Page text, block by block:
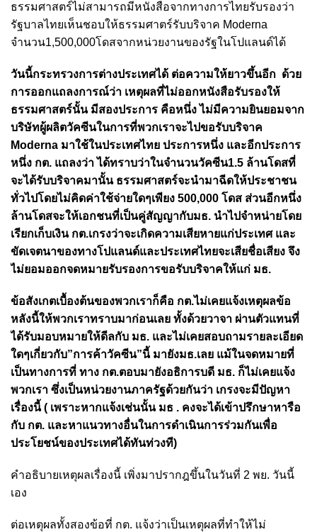
ธรรมศาสตร์ไม่สามารถมีหนังสือจากทางการไทยรับรองว่า
รัฐบาลไทยเห็นชอบให้ธรรมศาตร์รับบริจาค Moderna
จำนวน1,500,000โดสจากหน่วยงานของรัฐในโปแลนด์ได้
วันนี้กระทรวงการต่างประเทศได้ ต่อความให้ยาวขึ้นอีก ด้วย
การออกแถลงการณ์ว่า เหตุผลที่ไม่ออกหนังสือรับรองให้
ธรรมศาสตร์นั้น มีสองประการ คือหนึ่ง ไม่มีความยินยอมจาก
บริษัทผู้ผลิตวัคซีนในการที่พวกเราจะไปขอรับบริจาค
Moderna มาใช้ในประเทศไทย ประการหนึ่ง และอีกประการ
หนึ่ง กต. แถลงว่า ได้ทราบว่าในจำนวนวัคซีน1.5 ล้านโดสที่
จะได้รับบริจาคมานั้น ธรรมศาสตร์จะนำมาฉีดให้ประชาชน
ทั่วไปโดยไม่คิดค่าใช้จ่ายใดๆเพียง 500,000 โดส ส่วนอีกหนึ่ง
ล้านโดสจะให้เอกชนที่เป็นคู่สัญญากับมธ. นำไปจำหน่ายโดย
เรียกเก็บเงิน กต.เกรงว่าจะเกิดความเสียหายแก่ประเทศ และ
ขัดเจตนาของทางโปแลนด์และประเทศไทยจะเสียชื่อเสียง จึง
ไม่ยอมออกจดหมายรับรองการขอรับบริจาคให้แก่ มธ.
ข้อสังเกตเบื้องต้นของพวกเราก็คือ กต.ไม่เคยแจ้งเหตุผลข้อ
หลังนี้ให้พวกเราทราบมาก่อนเลย ทั้งด้วยวาจา ผ่านตัวแทนที่
ได้รับมอบหมายให้ดีลกับ มธ. และไม่เคยสอบถามรายละเอียด
ใดๆเกี่ยวกับ”การค้าวัคซีน”นี้ มายังมธ.เลย แม้ในจดหมายที่
เป็นทางการที่ ทาง กต.ตอบมายังอธิการบดี มธ. ก็ไม่เคยแจ้ง
พวกเรา ซึ่งเป็นหน่วยงานภาครัฐด้วยกันว่า เกรงจะมีปัญหา
เรื่องนี้ ( เพราะหากแจ้งเช่นนั้น มธ . คงจะได้เข้าปรึกษาหารือ
กับ กต. และหาแนวทางอื่นในการดำเนินการร่วมกันเพื่อ
ประโยชน์ของประเทศได้ทันท่วงที)
คำอธิบายเหตุผลเรื่องนี้ เพิ่งมาปรากฎขึ้นในวันที่ 2 พย. วันนี้
เอง
ต่อเหตุผลทั้งสองข้อที่ กต. แจ้งว่าเป็นเหตุผลที่ทำให้ไม่